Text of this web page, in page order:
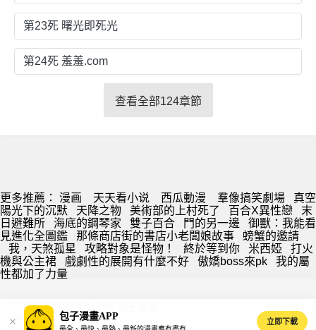
第23死 曙光即死光
第24死 羞羞.com
查看全部124章節
更多推薦： 漫画 天天看小说 西瓜動漫 羣像搞笑劇場
真空
陽光下的沉默
天降之物 美術部的上村死了 百合X異性戀
末
日避難所
海底的鋼琴家 雙子百合 門的另一邊
御獸：我能看
見進化全圖鑑
那條商店街的書店小老闆娘故事
螃蟹的邀請
我，天煞孤星
攻略對象是怪物！ 終於等到你 米西婭
打火
機與公主裙
戲劇性的展開有什麼不好 傲嬌boss來pk
我的屬
性都加了力量
包子漫畫APP 立即下載
© 2026 BAOZIMH.COM 包子漫畫 ·
s@baozimh.com